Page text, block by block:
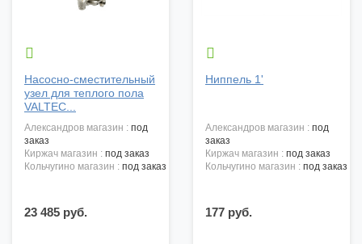

Насосно-сместительный
узел для теплого пола
VALTEC...
александров магазин : под
заказ
киржач магазин : под заказ
кольчугино магазин : под заказ
23 485 руб.

Ниппель 1'
александров магазин : под
заказ
киржач магазин : под заказ
кольчугино магазин : под заказ
177 руб.